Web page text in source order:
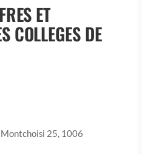
ET
COLLEGES DE
Montchoisi 25, 1006